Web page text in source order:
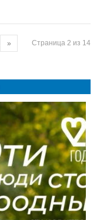
Страница 2 из 14
»